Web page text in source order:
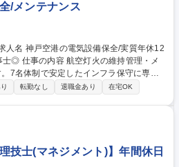
/メンテナンス
管理・メ
7名体制で安定したインフラ保守に専念
の作業であり、建物の加工/改変等は行い
回すため、深夜勤務は月2回程度に抑
、効率的に進められます。2～3年かけて
将来的には管理・監督業務へのステップア
る業務 募集職種 神戸空港の
転勤なし 退職金あり 在宅OK
技士(マネジメント)】年間休日